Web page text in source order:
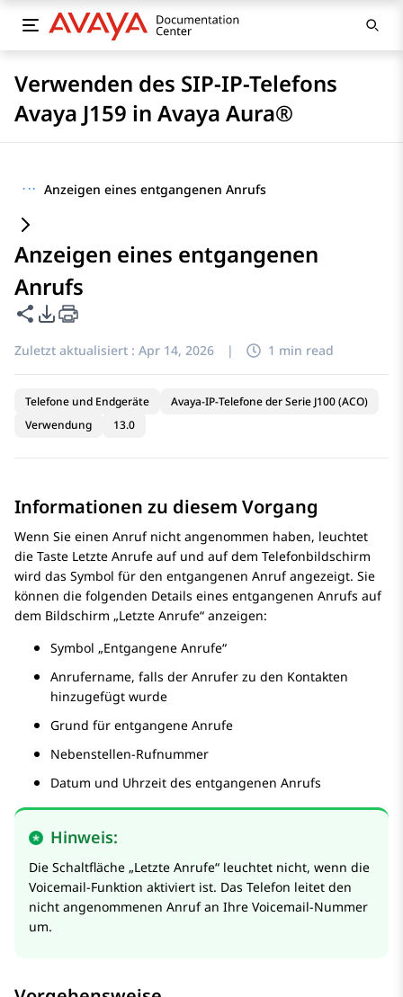
Verwenden des SIP-IP-Telefons
Avaya J159 in Avaya Aura®
··· Anzeigen eines entgangenen Anrufs
Anzeigen eines entgangenen
Anrufs
Diese Seite teilen
PDF-Exportoptionen
Zuletzt aktualisiert : Apr 14, 2026 | 1 min read
Telefone und Endgeräte
Avaya-IP-Telefone der Serie J100 (ACO)
Verwendung
13.0
Informationen zu diesem Vorgang
Wenn Sie einen Anruf nicht angenommen haben, leuchtet
die Taste Letzte Anrufe auf und auf dem Telefonbildschirm
wird das Symbol für den entgangenen Anruf angezeigt. Sie
können die folgenden Details eines entgangenen Anrufs auf
dem Bildschirm „Letzte Anrufe“ anzeigen:
Symbol „Entgangene Anrufe“
Anrufername, falls der Anrufer zu den Kontakten
hinzugefügt wurde
Grund für entgangene Anrufe
Nebenstellen-Rufnummer
Datum und Uhrzeit des entgangenen Anrufs
Hinweis:
Die Schaltfläche „Letzte Anrufe“ leuchtet nicht, wenn die
Voicemail-Funktion aktiviert ist. Das Telefon leitet den
nicht angenommenen Anruf an Ihre Voicemail-Nummer
um.